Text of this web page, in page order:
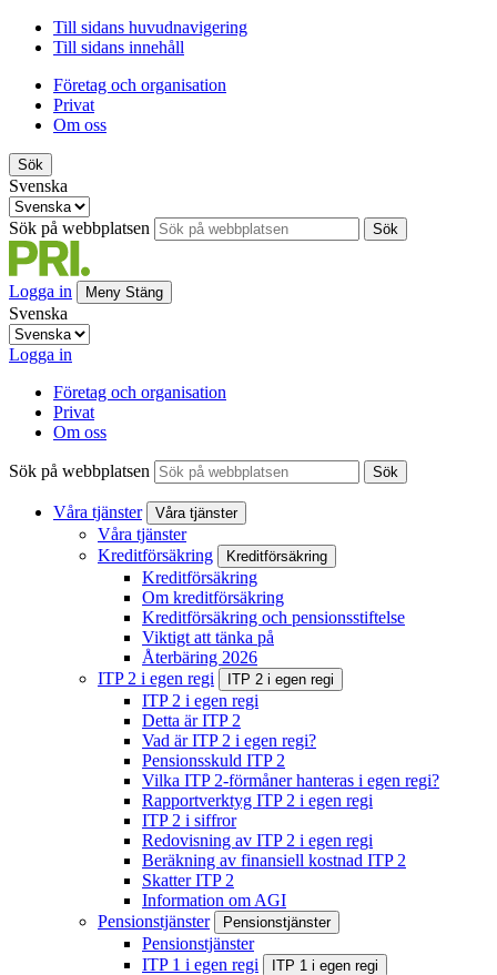
Till sidans huvudnavigering
Till sidans innehåll
Företag och organisation
Privat
Om oss
Sök
Svenska
Sök på webbplatsen Sök
Logga in Meny Stäng
Svenska
Logga in
Företag och organisation
Privat
Om oss
Sök på webbplatsen Sök
Våra tjänster Våra tjänster
Våra tjänster
Kreditförsäkring
Kreditförsäkring
Kreditförsäkring
Om kreditförsäkring
Kreditförsäkring och pensionsstiftelse
Viktigt att tänka på
Återbäring 2026
ITP 2 i egen regi
ITP 2 i egen regi
ITP 2 i egen regi
Detta är ITP 2
Vad är ITP 2 i egen regi?
Pensionsskuld ITP 2
Vilka ITP 2-förmåner hanteras i egen regi?
Rapportverktyg ITP 2 i egen regi
ITP 2 i siffror
Redovisning av ITP 2 i egen regi
Beräkning av finansiell kostnad ITP 2
Skatter ITP 2
Information om AGI
Pensionstjänster
Pensionstjänster
Pensionstjänster
ITP 1 i egen regi
ITP 1 i egen regi